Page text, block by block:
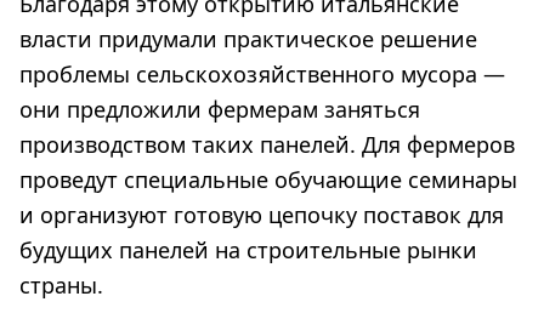
власти придумали практическое решение
проблемы сельскохозяйственного мусора —
они предложили фермерам заняться
производством таких панелей. Для фермеров
проведут специальные обучающие семинары
и организуют готовую цепочку поставок для
будущих панелей на строительные рынки
страны.